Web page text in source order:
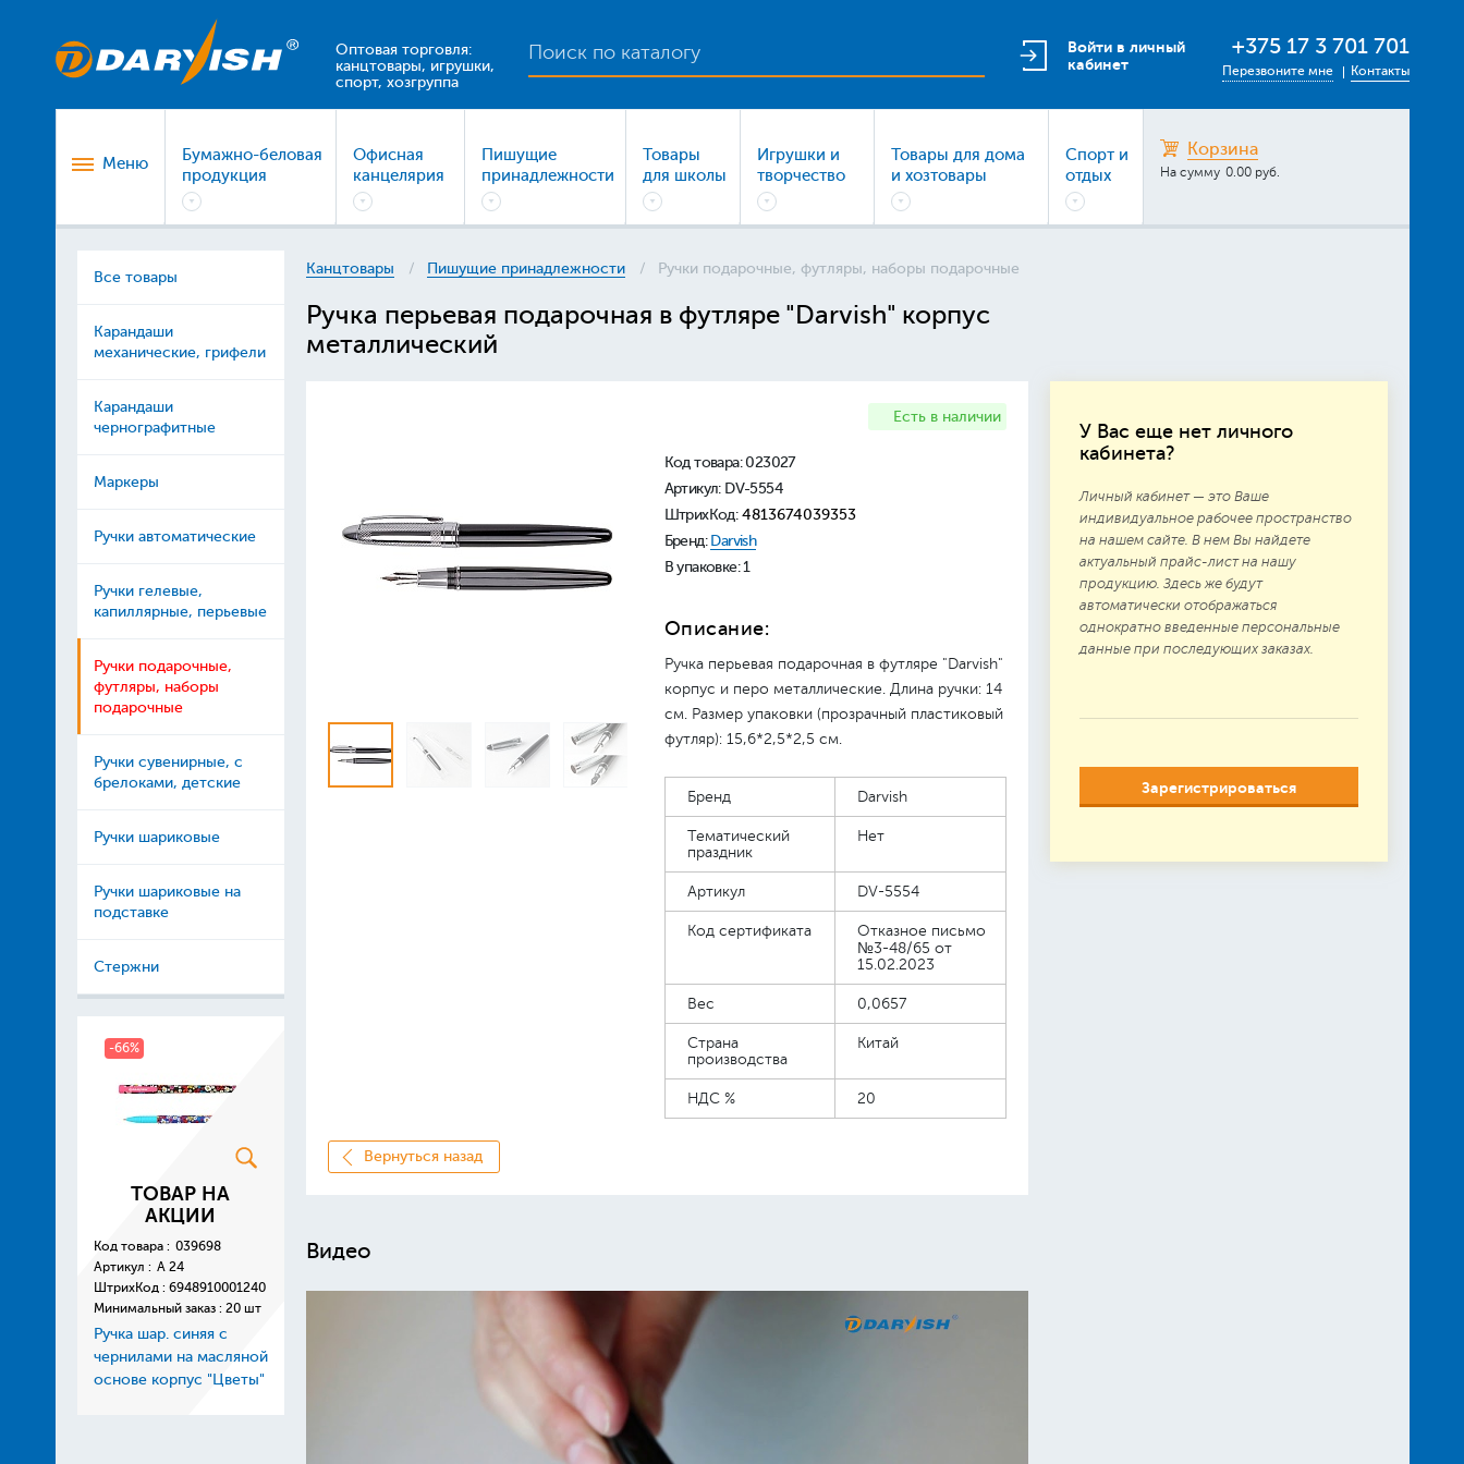
Оптовая торговля:
канцтовары, игрушки,
спорт, хозгруппа
Войти в личный
кабинет
+375 17 3 701 701
Перезвоните мне Контакты
Меню
Бумажно-беловая
продукция
Офисная
канцелярия
Пишущие
принадлежности
Товары
для школы
Игрушки и
творчество
Товары для дома
и хозтовары
Спорт и
отдых
Корзина
На сумму 0.00 руб.
Все товары
Карандаши
механические, грифели
Карандаши
чернографитные
Маркеры
Ручки автоматические
Ручки гелевые,
капиллярные, перьевые
Ручки подарочные,
футляры, наборы
подарочные
Ручки сувенирные, с
брелоками, детские
Ручки шариковые
Ручки шариковые на
подставке
Стержни
-66%
ТОВАР НА
АКЦИИ
Код товара : 039698
Артикул : A 24
ШтрихКод : 6948910001240
Минимальный заказ : 20 шт
Ручка шар. синяя с
чернилами на масляной
основе корпус "Цветы"
Канцтовары Пишущие принадлежности Ручки подарочные, футляры, наборы подарочные
Ручка перьевая подарочная в футляре "Darvish" корпус
металлический
У Вас еще нет личного
кабинета?
Личный кабинет — это Ваше
индивидуальное рабочее пространство
на нашем сайте. В нем Вы найдете
актуальный прайс-лист на нашу
продукцию. Здесь же будут
автоматически отображаться
однократно введенные персональные
данные при последующих заказах.
Зарегистрироваться
Есть в наличии
Код товара:023027
Артикул: DV-5554
ШтрихКод: 4813674039353
Бренд: Darvish
В упаковке: 1
Описание:
Ручка перьевая подарочная в футляре "Darvish"
корпус и перо металлические. Длина ручки: 14
см. Размер упаковки (прозрачный пластиковый
футляр): 15,6*2,5*2,5 см.
Бренд Darvish
Тематический
праздник
Нет
Артикул DV-5554
Код сертификата
Отказное письмо
№3-48/65 от
15.02.2023
Вес 0,0657
Страна
производства
Китай
НДС % 20
Вернуться назад
Видео